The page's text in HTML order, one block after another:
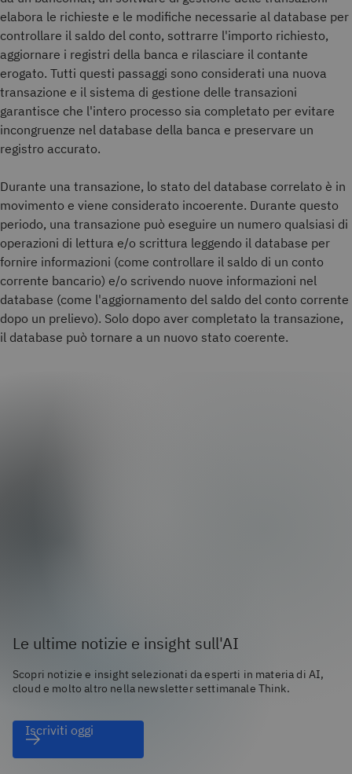
elabora le richieste e le modifiche necessarie al database per
controllare il saldo del conto, sottrarre l'importo richiesto,
aggiornare i registri della banca e rilasciare il contante
erogato. Tutti questi passaggi sono considerati una nuova
transazione e il sistema di gestione delle transazioni
garantisce che l'intero processo sia completato per evitare
incongruenze nel database della banca e preservare un
registro accurato.
Durante una transazione, lo stato del database correlato è in
movimento e viene considerato incoerente. Durante questo
periodo, una transazione può eseguire un numero qualsiasi di
operazioni di lettura e/o scrittura leggendo il database per
fornire informazioni (come controllare il saldo di un conto
corrente bancario) e/o scrivendo nuove informazioni nel
database (come l'aggiornamento del saldo del conto corrente
dopo un prelievo). Solo dopo aver completato la transazione,
il database può tornare a un nuovo stato coerente.
Le ultime notizie e insight sull'AI
Scopri notizie e insight selezionati da esperti in materia di AI,
cloud e molto altro nella newsletter settimanale Think.
Iscriviti oggi